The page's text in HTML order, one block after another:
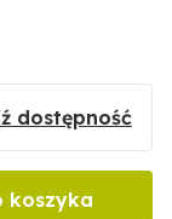
dostępność
koszyka